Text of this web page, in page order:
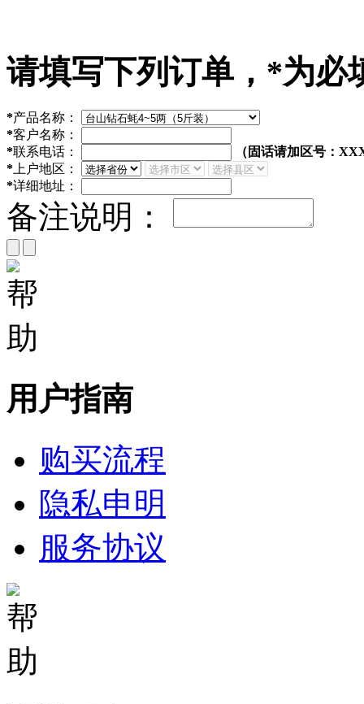
请填写下列订单， *为必
*产品名称：
*客户名称：
*联系电话：
（固话请加区号：
* 上户地区：
*详细地址：
备注说明：
用户指南
购买流程
隐私申明
服务协议